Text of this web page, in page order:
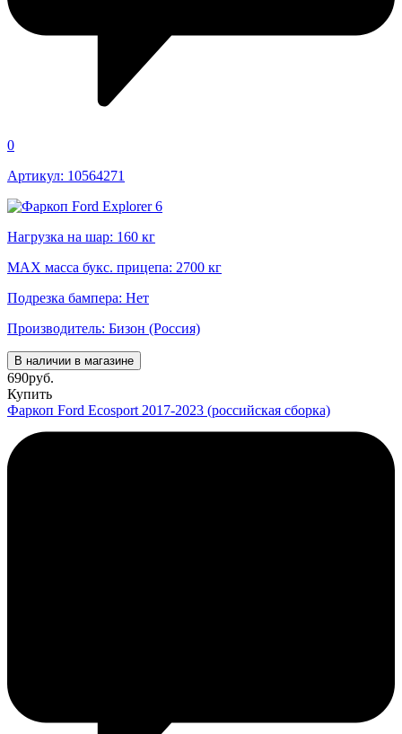
0
Артикул: 10564271
Нагрузка на шар: 160 кг
MAX масса букс. прицепа: 2700 кг
Подрезка бампера: Нет
Производитель: Бизон (Россия)
В наличии в магазине
690руб.
Купить
Фаркоп Ford Ecosport 2017-2023 (российская сборка)